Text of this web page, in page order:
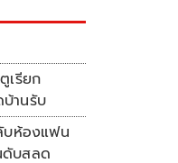
เรียก
บ้านรับ
บห้องแฟน
ดับสลด